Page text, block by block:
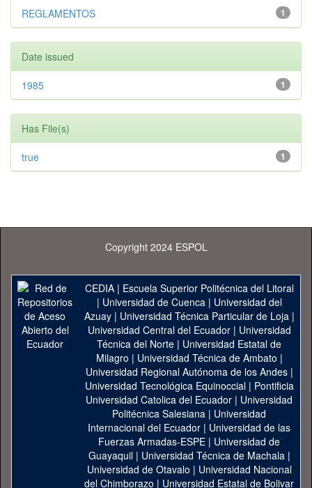
1
REGLAMENTOS
Date issued
1
1985
Has File(s)
1
true
Copyright 2024 ESPOL
CEDIA| Escuela Superior Politécnica del Litoral
| Universidad de Cuenca| Universidad del
Azuay| Universidad Técnica Particular de Loja|
Universidad Central del Ecuador| Universidad
Técnica del Norte | Universidad Estatal de
Milagro | Universidad Técnica de Ambato |
Universidad Regional Autónoma de los Andes|
Universidad Tecnológica Equinoccial| Pontificia
Universidad Catolica del Ecuador | Universidad
Politécnica Salesiana | Universidad
Internacional del Ecuador | Universidad de las
Fuerzas Armadas-ESPE | Universidad de
Guayaquil| Universidad Técnica de Machala|
Universidad de Otavalo | Universidad Nacional
del Chimborazo | Universidad Estatal de Bolivar